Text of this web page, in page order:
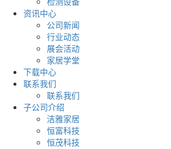
资讯中心
公司新闻
行业动态
展会活动
家居学堂
下载中心
联系我们
联系我们
子公司介绍
洁雅家居
恒富科技
恒茂科技